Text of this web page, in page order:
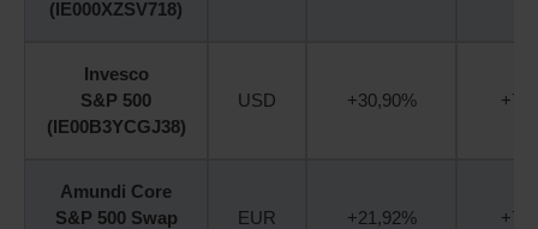
(IE000XZSV718)
Invesco
S&P 500
(IE00B3YCGJ38)
USD +30,90%
Amundi Core
S&P 500 Swap
EUR +21,92%